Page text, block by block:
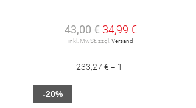
43,00 € 34,99 €
inkl. MwSt. zzgl.Versand
233,27 € = 1 l
-20%